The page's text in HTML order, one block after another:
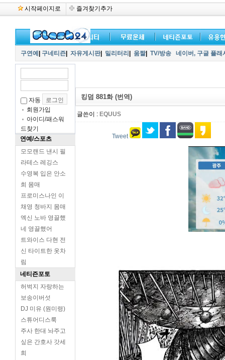
시작페이지로 즐겨찾기추가
구연예 구네티즌 자유게시판| 밀리터리 움짤| TV/방송 네이버, 구글 플
자동
회원가입
아이디/패스워
드찾기
연예/스포츠
모모랜드 낸시 필
라테스 레깅스
수영복 입은 안소
희 몸매
프로미스나인 이
채영 청바지 몸매
엑신 노바 영끌했
네 영끌했어
트와이스 다현 전
신 타이트한 옷차
림
네티즌포토
허벅지 자랑하는
보송이버섯
DJ 미유 (원미령)
스튜어디스룩
주사 한대 놔주고
싶은 간호사 갓세
희
킹덤 881화 (번역)
글쓴이 : EQUUS
Tweet